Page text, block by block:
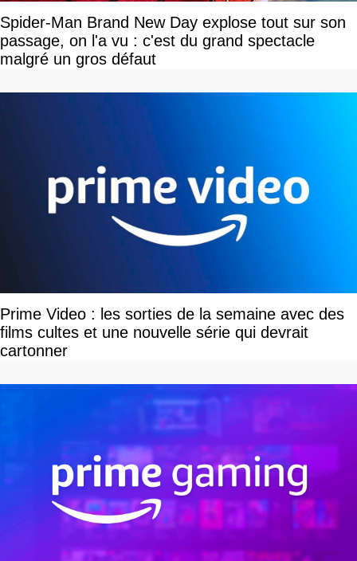
Spider-Man Brand New Day explose tout sur son
passage, on l'a vu : c'est du grand spectacle
malgré un gros défaut
Prime Video : les sorties de la semaine avec des
films cultes et une nouvelle série qui devrait
cartonner